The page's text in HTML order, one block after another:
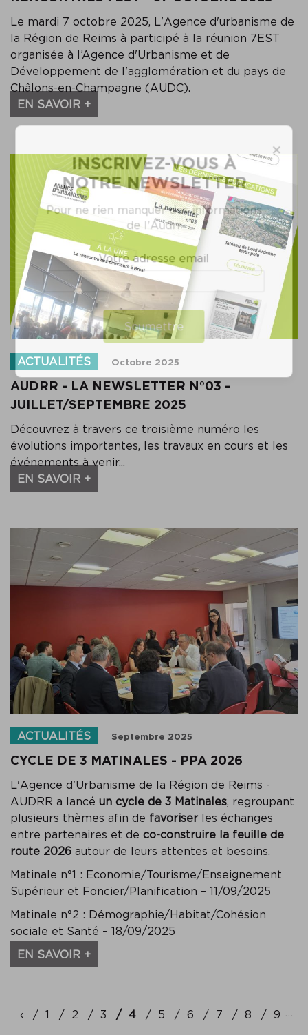
Le mardi 7 octobre 2025, L'Agence d'urbanisme de
la Région de Reims à participé à la réunion 7EST
organisée à l’Agence d'Urbanisme et de
Développement de l'agglomération et du pays de
Châlons-en-Champagne (AUDC).
EN SAVOIR +
ACTUALITÉS Octobre 2025
AUDRR - LA NEWSLETTER N°03 -
JUILLET/SEPTEMBRE 2025
Découvrez à travers ce troisième numéro les
évolutions importantes, les travaux en cours et les
événements à venir...
EN SAVOIR +
ACTUALITÉS Septembre 2025
CYCLE DE 3 MATINALES - PPA 2026
L'Agence d'Urbanisme de la Région de Reims -
AUDRR a lancé un cycle de 3 Matinales, regroupant
plusieurs thèmes afin de favoriser les échanges
entre partenaires et de co-construire la feuille de
route 2026 autour de leurs attentes et besoins.
Matinale n°1 : Economie/Tourisme/Enseignement
Supérieur et Foncier/Planification – 11/09/2025
Matinale n°2 : Démographie/Habitat/Cohésion
sociale et Santé – 18/09/2025
EN SAVOIR +
Pagination
‹ Précédent
1 2 3 4 5 6 7 8 9 …
×
INSCRIVEZ-VOUS À
NOTRE NEWSLETTER
Pour ne rien manquer des informations
de l'Audrr
Votre adresse email
Soumettre